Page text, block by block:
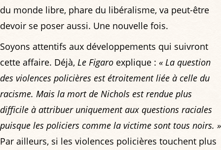
du monde libre, phare du libéralisme, va peut-être
devoir se poser aussi. Une nouvelle fois.
Soyons attentifs aux développements qui suivront
cette affaire. Déjà, Le Figaro explique : « La question
des violences policières est étroitement liée à celle du
racisme. Mais la mort de Nichols est rendue plus
difficile à attribuer uniquement aux questions raciales
puisque les policiers comme la victime sont tous noirs. »
Par ailleurs, si les violences policières touchent plus